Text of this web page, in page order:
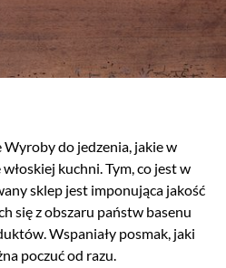
do jedzenia, jakie w
kuchni. Tym, co jest w
sklep jest imponująca jakość
się z obszaru państw basenu
Wspaniały posmak, jaki
poczuć od razu.